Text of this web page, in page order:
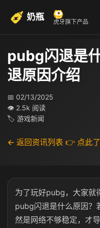
奶瓶 虎牙旗下产品
pubg闪退是
退原因介绍
📅 02/13/2025
👁 2.5k 阅读
🏷 游戏新闻
← 返回资讯列表 👉 点此
为了玩好pubg，大家就
pubg闪退是什么原因？
然是网络不够稳定，才